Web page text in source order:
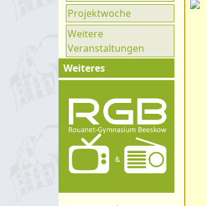
Projektwoche
Weitere
Veranstaltungen
Weiteres
Kontakt
Organigramm
Schulprogramm
Hygienekonzept